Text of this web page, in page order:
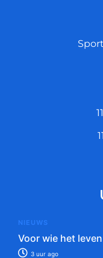
NIEUWS
Voor wie het
3 uur ago